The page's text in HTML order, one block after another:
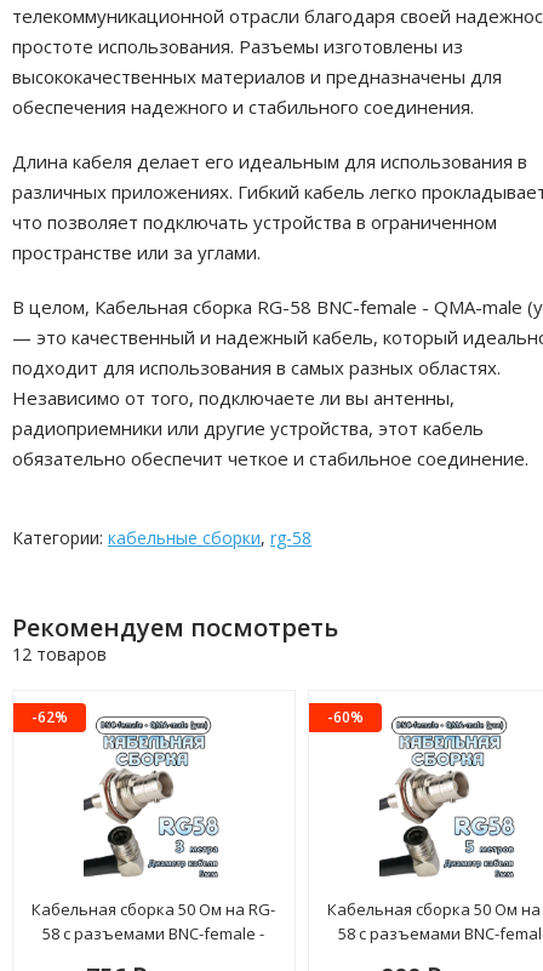
телекоммуникационной отрасли благодаря своей
простоте использования. Разъемы изготовлены из
высококачественных материалов и предназначены для
обеспечения надежного и стабильного соединения.
Длина кабеля делает его идеальным для использования в
различных приложениях. Гибкий кабель легко
что позволяет подключать устройства в ограниченном
пространстве или за углами.
В целом, Кабельная сборка RG-58 BNC-female - QMA-male
— это качественный и надежный кабель, который
подходит для использования в самых разных областях.
Независимо от того, подключаете ли вы антенны,
радиоприемники или другие устройства, этот кабель
обязательно обеспечит четкое и стабильное соединение.
Категории: кабельные сборки, rg-58
Рекомендуем посмотреть
12 товаров
-62%
Кабельная сборка 50 Ом на RG-
58 с разъемами BNC-female -
-60%
Кабельная сборка 50 Ом на
58 с разъемами BNC-